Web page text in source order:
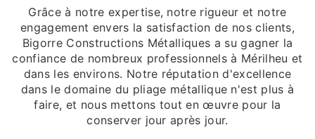
Grâce à notre expertise, notre rigueur et notre
engagement envers la satisfaction de nos clients,
Bigorre Constructions Métalliques a su gagner la
confiance de nombreux professionnels à Mérilheu et
dans les environs. Notre réputation d'excellence
dans le domaine du pliage métallique n'est plus à
faire, et nous mettons tout en œuvre pour la
conserver jour après jour.